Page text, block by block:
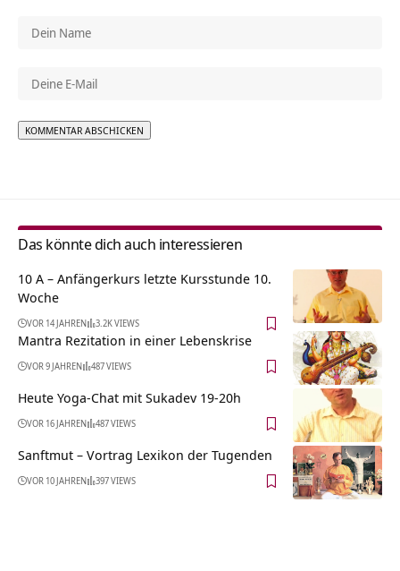
Das könnte dich auch interessieren
10 A – Anfängerkurs letzte Kursstunde 10.
Woche
VOR 14 JAHREN 3.2K VIEWS
Mantra Rezitation in einer Lebenskrise
VOR 9 JAHREN 487 VIEWS
Heute Yoga-Chat mit Sukadev 19-20h
VOR 16 JAHREN 487 VIEWS
Sanftmut – Vortrag Lexikon der Tugenden
VOR 10 JAHREN 397 VIEWS